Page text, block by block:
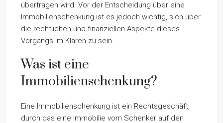
übertragen wird. Vor der Entscheidung über eine
Immobilienschenkung ist es jedoch wichtig, sich über
die rechtlichen und finanziellen Aspekte dieses
Vorgangs im Klaren zu sein.
Was ist eine
Immobilienschenkung?
Eine Immobilienschenkung ist ein Rechtsgeschäft,
durch das eine Immobilie vom Schenker auf den